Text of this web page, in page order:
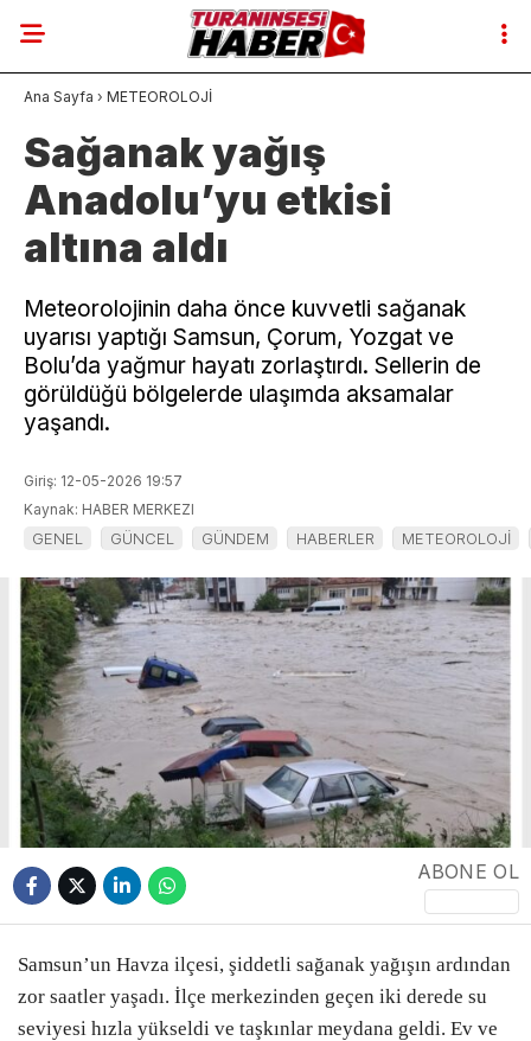
Ana Sayfa › METEOROLOJİ
Sağanak yağış
Anadolu’yu etkisi
altına aldı
Meteorolojinin daha önce kuvvetli sağanak
uyarısı yaptığı Samsun, Çorum, Yozgat ve
Bolu’da yağmur hayatı zorlaştırdı. Sellerin de
görüldüğü bölgelerde ulaşımda aksamalar
yaşandı.
Giriş: 12-05-2026 19:57
Kaynak: HABER MERKEZI
GENEL GÜNCEL GÜNDEM HABERLER METEOROLOJİ
ABONE OL
Samsun’un Havza ilçesi, şiddetli sağanak yağışın ardından
zor saatler yaşadı. İlçe merkezinden geçen iki derede su
seviyesi hızla yükseldi ve taşkınlar meydana geldi. Ev ve